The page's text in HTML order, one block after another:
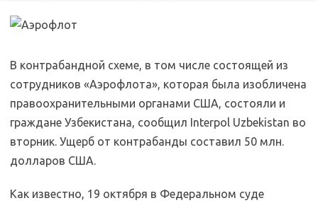
В контрабандной схеме, в том числе состоящей из
сотрудников «Аэрофлота», которая была изобличена
правоохранительными органами США, состояли и
граждане Узбекистана, сообщил Interpol Uzbekistan во
вторник. Ущерб от контрабанды составил 50 млн.
долларов США.
Как известно, 19 октября в Федеральном суде